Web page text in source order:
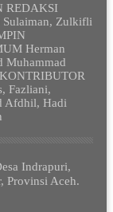
REDAKSI
Sulaiman, Zulkifli
Herman
Muhammad
Fazliani,
Afdhil, Hadi
Indrapuri,
Provinsi Aceh.